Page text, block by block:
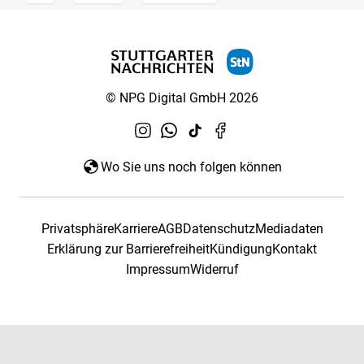
© NPG Digital GmbH 2026
Wo Sie uns noch folgen können
PrivatsphäreKarriereAGBDatenschutzMediadaten
Erklärung zur BarrierefreiheitKündigungKontakt
ImpressumWiderruf